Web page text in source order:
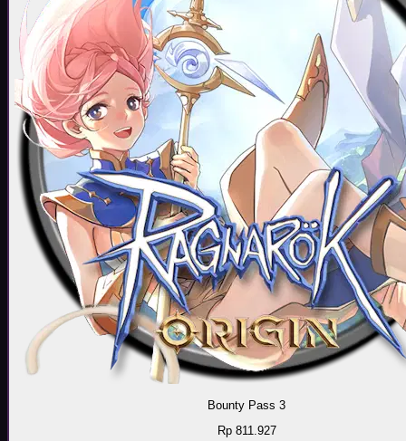
Bounty Pass 3
Rp 811.927